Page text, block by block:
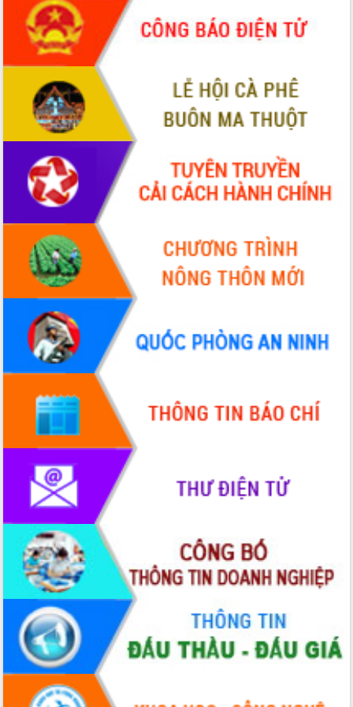
sầu riêng tại Đắk Lắk
Trình diễn nghệ thuật chế biến các
món ăn từ sầu riêng
Đắk Lắk công bố Quy hoạch và xúc
Ngành cá ngừ Đắk Lắk chủ động thích
ứng để giữ vững thị trường xuất khẩu
Diễn đàn Kinh tế tư nhân Việt Nam đột
phá cơ chế - Hợp tác công tư
Đề án 06 tạo bước ngoặt đột phá trong
cải cách hành chính tỉnh Đắk Lắk
Kết nối tour, đẩy mạnh chuyển đổi số
để phát triển du lịch Đắk Lắk
Khởi động Dự án Đầu tư xây dựng hạ
tầng kỹ thuật Cụm công nghiệp Tân
Tiến
Gặp mặt các cơ quan báo chí nhân Kỷ
niệm 101 năm Ngày Báo chí Cách
mạng Việt Nam
Đắk Lắk sơ kết 4 năm triển khai thực
hiện Đề án 06 của Chính phủ
Họp báo thông tin về Hội nghị Công bố
Quy hoạch và Xúc tiến đầu tư tỉnh Đắk
Khơi thông điểm nghẽn, đẩy nhanh
giải ngân vốn khắc phục thiên tai
HĐND tỉnh thông qua điều chỉnh Quy
hoạch tỉnh thời kỳ 2021-2030
Hội thảo góp ý hồ sơ điều chỉnh quy
hoạch tỉnh Đắk Lắk thời kỳ 2021-2030,
tầm nhìn đến năm 2050
Nâng cao hiệu quả hoạt động của các
doanh nghiệp nhà nước
Hội nghị triển khai kết nối mạng
truyền số liệu chuyên dùng phục vụ cơ
quan Đảng, Nhà nước
Lễ phát động chuỗi hoạt động chung
tay làm sạch môi trường
Xã Ea Kar bước chuyển mình trong
công tác cải cách hành chính mô hình
mới